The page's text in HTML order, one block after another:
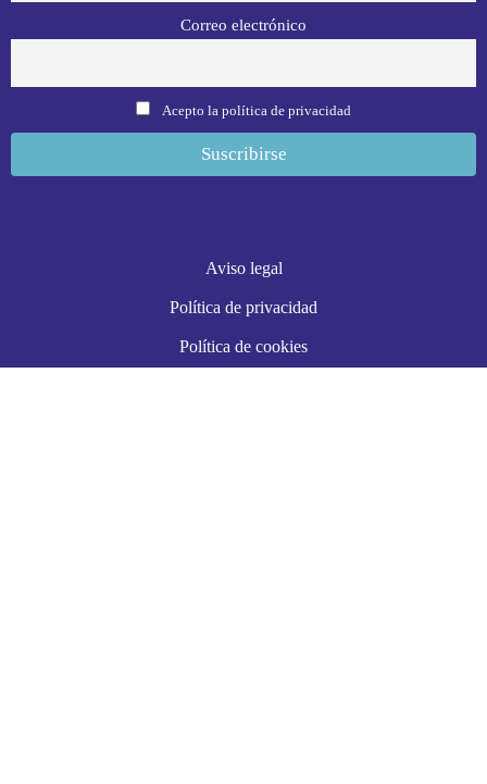
Correo electrónico
Acepto la política de privacidad
Aviso legal
Política de privacidad
Política de cookies